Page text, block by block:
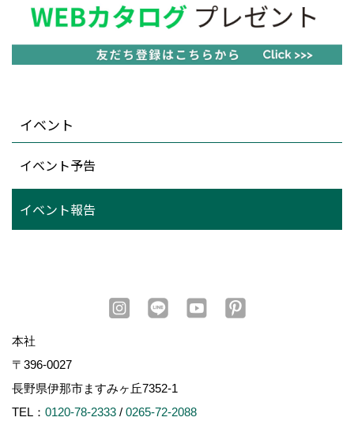
イベント
イベント予告
イベント報告
本社
〒396-0027
長野県伊那市ますみヶ丘7352-1
TEL： 0120-78-2333 / 0265-72-2088